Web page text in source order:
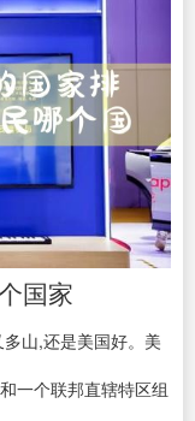
国家
山,还是美国好。美
一个联邦直辖特区组